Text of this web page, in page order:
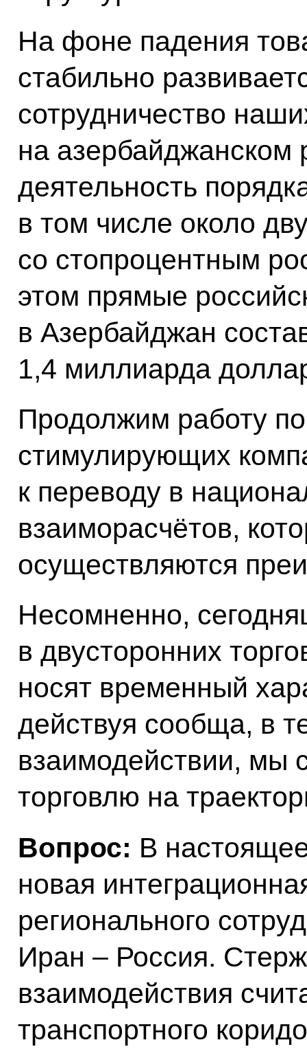
На фоне падения
стабильно
сотрудничество
на
деятельность
в том числе около
со стопроцентным
этом прямые
в Азербайджан
1,4 миллиарда
Продолжим работу
стимулирующих
к переводу в
взаиморасчётов,
осуществляются
Несомненно,
в двусторонних
носят временный
действуя сообща, в
взаимодействии, мы
торговлю на
Вопрос: В
новая
регионального
Иран – Россия.
взаимодействия
транспортного